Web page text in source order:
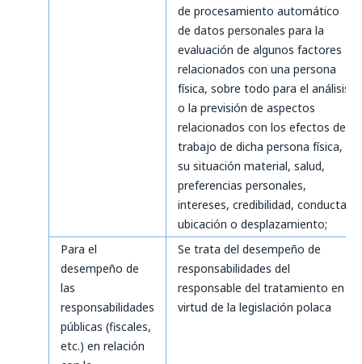
de procesamiento automático
de datos personales para la
evaluación de algunos factores
relacionados con una persona
física, sobre todo para el análisis
o la previsión de aspectos
relacionados con los efectos de
trabajo de dicha persona física,
su situación material, salud,
preferencias personales,
intereses, credibilidad, conducta,
ubicación o desplazamiento;
Para el
desempeño de
las
responsabilidades
públicas (fiscales,
etc.) en relación
Se trata del desempeño de
responsabilidades del
responsable del tratamiento en
virtud de la legislación polaca